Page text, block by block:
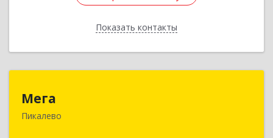
Показать контакты
Назад
Мега
Пикалево187600, Ленинградская обл, Пикалево г,